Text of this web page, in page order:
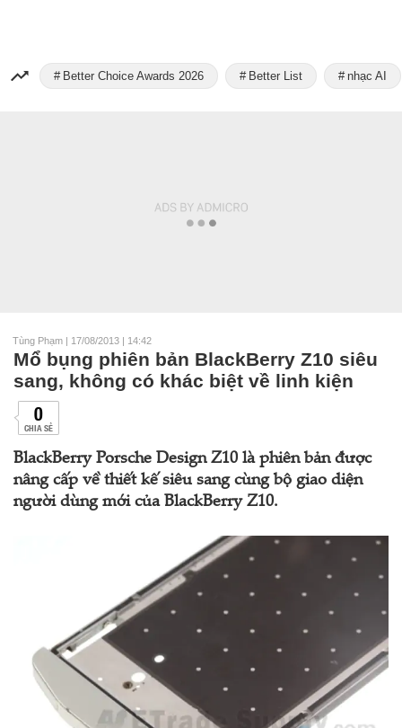
Better Choice Awards 2026 Better List nhạc AI
Tùng Phạm | 17/08/2013 | 14:42
Mổ bụng phiên bản BlackBerry Z10 siêu
sang, không có khác biệt về linh kiện
0
CHIA SẺ
BlackBerry Porsche Design Z10 là phiên bản được
nâng cấp về thiết kế siêu sang cùng bộ giao diện
người dùng mới của BlackBerry Z10.